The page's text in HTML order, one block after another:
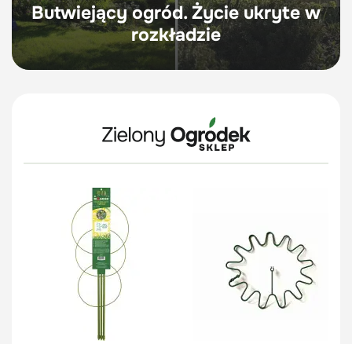
Butwiejący ogród. Życie ukryte w
rozkładzie